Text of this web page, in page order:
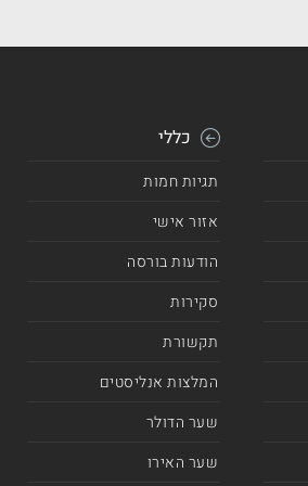
כללי
תגיות חמות
אזור אישי
הודעות בורסה
סקירות
תקשורת
המלצות אנליסטים
שער הדולר
שער האירו